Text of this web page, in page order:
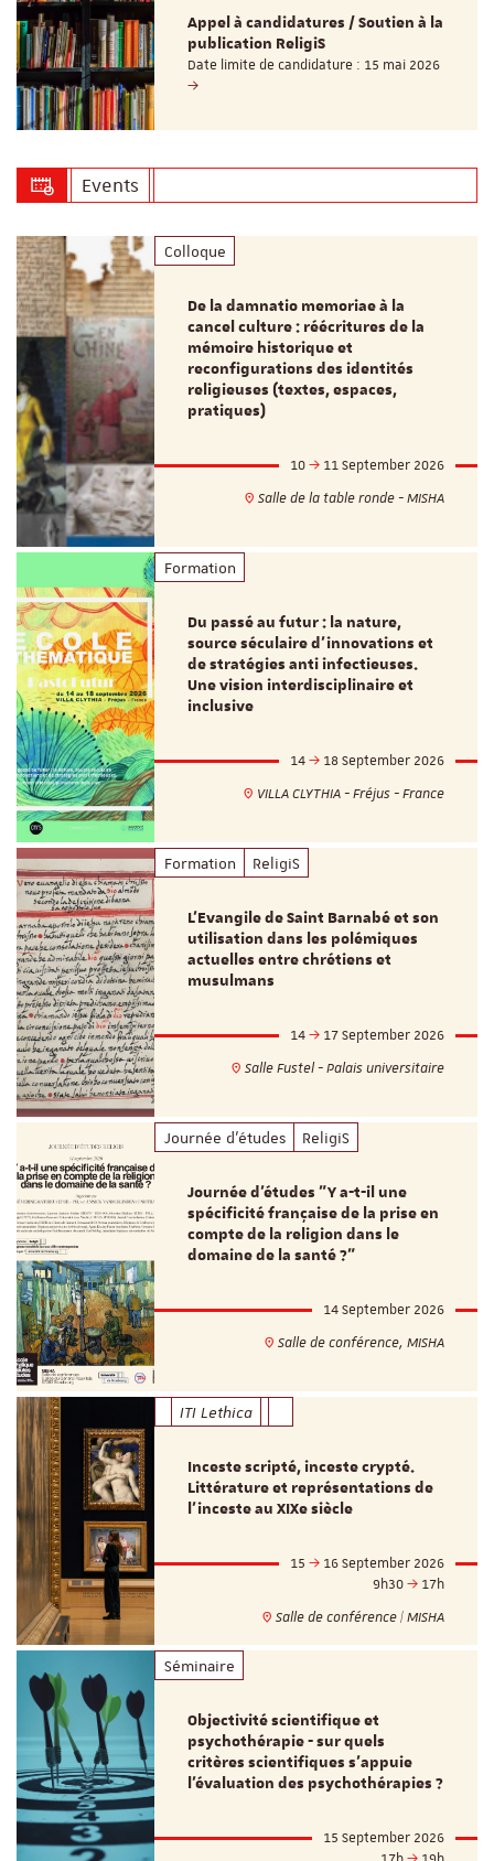
Appel à candidatures / Soutien à la
publication ReligiS
Date limite de candidature : 15 mai 2026
Events
Colloque
De la damnatio memoriae à la
cancel culture : réécritures de la
mémoire historique et
reconfigurations des identités
religieuses (textes, espaces,
pratiques)
10
11 September 2026
Salle de la table ronde - MISHA
Formation
Du passé au futur : la nature,
source séculaire d’innovations et
de stratégies anti infectieuses.
Une vision interdisciplinaire et
inclusive
14
18 September 2026
VILLA CLYTHIA - Fréjus - France
Formation ReligiS
L’Evangile de Saint Barnabé et son
utilisation dans les polémiques
actuelles entre chrétiens et
musulmans
14
17 September 2026
Salle Fustel - Palais universitaire
Journée d'études ReligiS
Journée d’études "Y a-t-il une
spécificité française de la prise en
compte de la religion dans le
domaine de la santé ?"
14 September 2026
Salle de conférence, MISHA
ITI Lethica
Inceste scripté, inceste crypté.
Littérature et représentations de
l’inceste au XIXe siècle
15
16 September 2026
9h30
17h
Salle de conférence | MISHA
Séminaire
Objectivité scientifique et
psychothérapie - sur quels
critères scientifiques s'appuie
l'évaluation des psychothérapies ?
15 September 2026